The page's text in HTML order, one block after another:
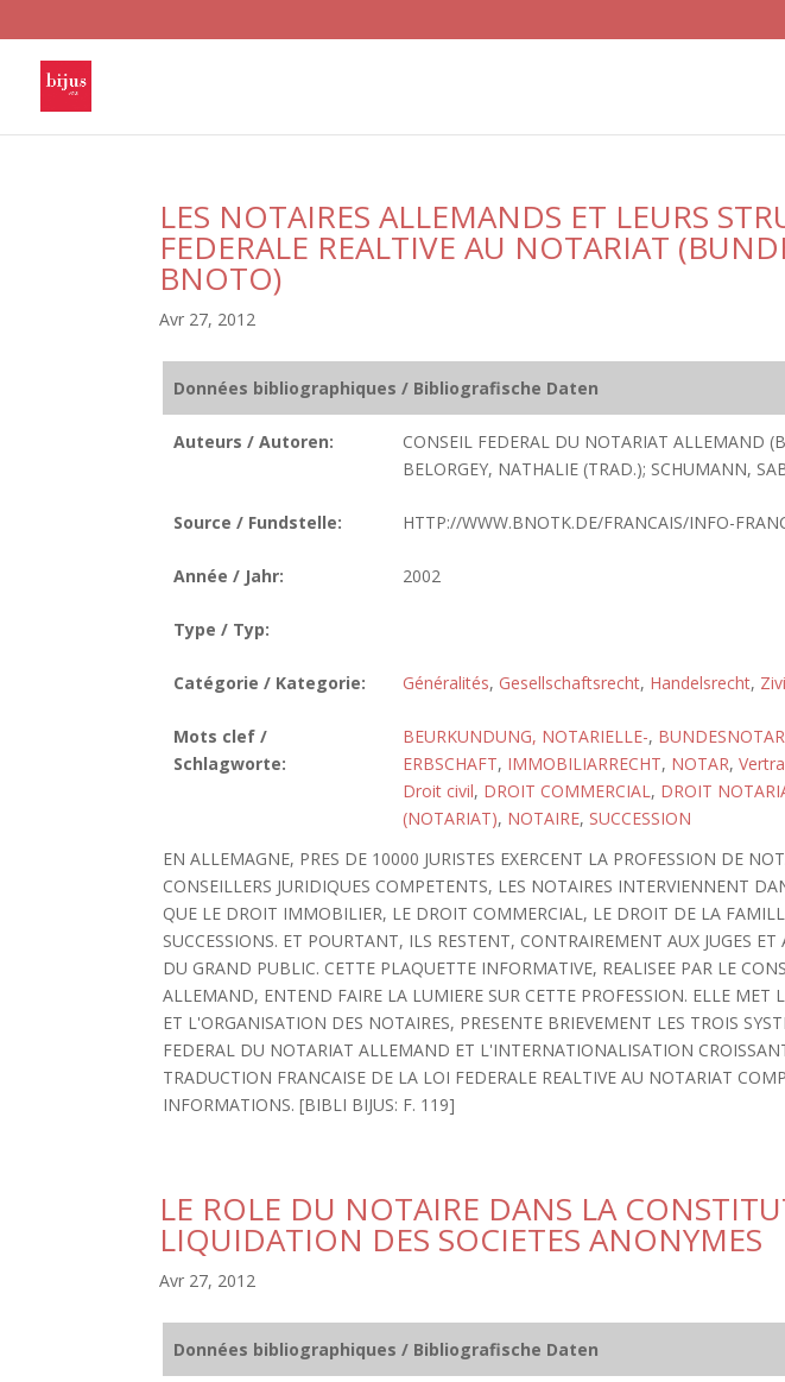
LES NOTAIRES ALLEMANDS ET LEURS
FEDERALE REALTIVE AU NOTARIAT
BNOTO)
Avr 27, 2012
Données bibliographiques / Bibliografische Daten
Auteurs / Autoren:
CONSEIL FEDERAL DU NOTARIAT ALLEMAND
BELORGEY, NATHALIE (TRAD.); SCHUMANN,
Source / Fundstelle: HTTP://WWW.BNOTK.DE/FRANCAIS/INFO-
Année / Jahr: 2002
Type / Typ:
Catégorie / Kategorie: Généralités, Gesellschaftsrecht, Handelsrecht,
Mots clef /
Schlagworte:
BEURKUNDUNG, NOTARIELLE-,
ERBSCHAFT, IMMOBILIARRECHT, NOTAR,
Droit civil, DROIT COMMERCIAL, DROIT
(NOTARIAT), NOTAIRE, SUCCESSION
EN ALLEMAGNE, PRES DE 10000 JURISTES EXERCENT LA PROFESSION DE
CONSEILLERS JURIDIQUES COMPETENTS, LES NOTAIRES INTERVIENNENT
QUE LE DROIT IMMOBILIER, LE DROIT COMMERCIAL, LE DROIT DE LA
SUCCESSIONS. ET POURTANT, ILS RESTENT, CONTRAIREMENT AUX JUGES
DU GRAND PUBLIC. CETTE PLAQUETTE INFORMATIVE, REALISEE PAR LE
ALLEMAND, ENTEND FAIRE LA LUMIERE SUR CETTE PROFESSION. ELLE MET
ET L'ORGANISATION DES NOTAIRES, PRESENTE BRIEVEMENT LES TROIS
FEDERAL DU NOTARIAT ALLEMAND ET L'INTERNATIONALISATION
TRADUCTION FRANCAISE DE LA LOI FEDERALE REALTIVE AU NOTARIAT
INFORMATIONS. [BIBLI BIJUS: F. 119]
LE ROLE DU NOTAIRE DANS LA
LIQUIDATION DES SOCIETES ANONYMES
Avr 27, 2012
Données bibliographiques / Bibliografische Daten